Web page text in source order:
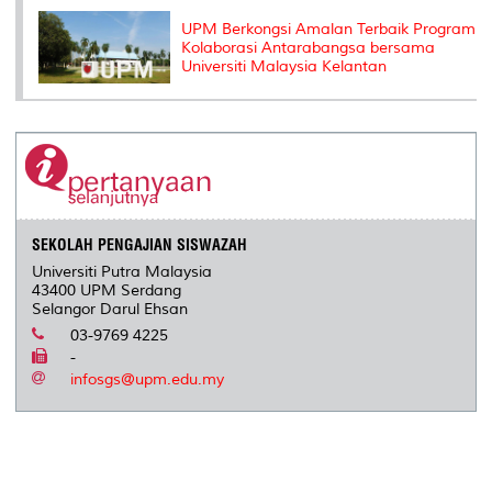
UPM Berkongsi Amalan Terbaik Program
Kolaborasi Antarabangsa bersama
Universiti Malaysia Kelantan
SEKOLAH PENGAJIAN SISWAZAH
Universiti Putra Malaysia
43400 UPM Serdang
Selangor Darul Ehsan
03-9769 4225
-
infosgs@upm.edu.my